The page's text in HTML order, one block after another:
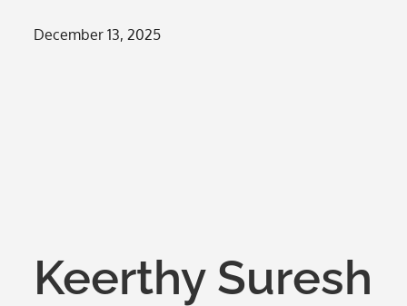
Posted
December 13, 2025
Keerthy Suresh